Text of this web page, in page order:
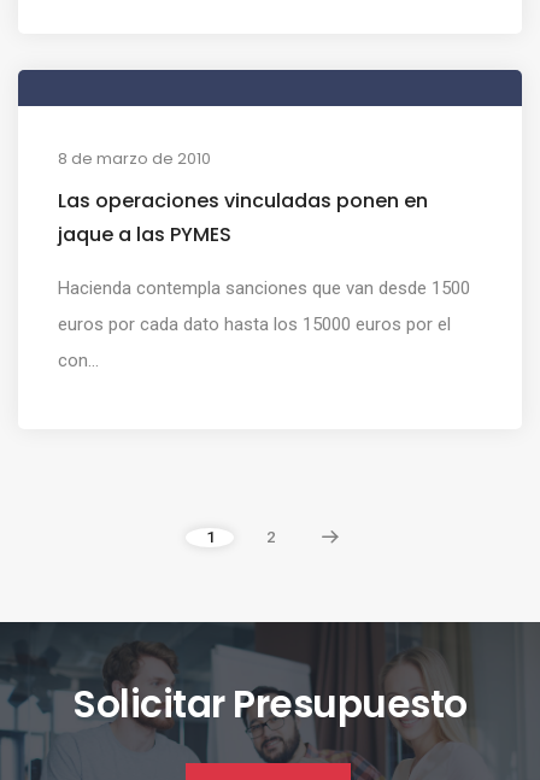
8 de marzo de 2010
Las operaciones vinculadas ponen en
jaque a las PYMES
Hacienda contempla sanciones que van desde 1500
euros por cada dato hasta los 15000 euros por el
con...
1 2
Solicitar Presupuesto